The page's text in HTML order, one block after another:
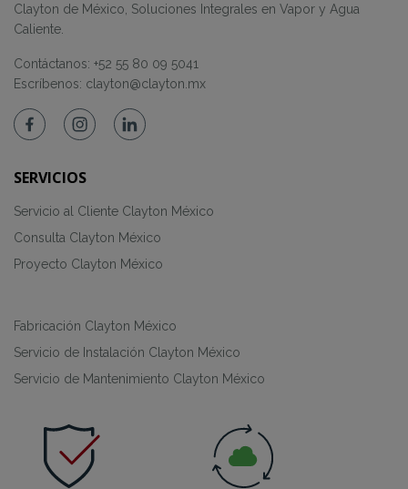
Clayton de México, Soluciones Integrales en Vapor y Agua
Caliente.
Contáctanos: +52 55 80 09 5041
Escríbenos: clayton@clayton.mx
SERVICIOS
Servicio al Cliente Clayton México
Consulta Clayton México
Proyecto Clayton México
Fabricación Clayton México
Servicio de Instalación Clayton México
Servicio de Mantenimiento Clayton México